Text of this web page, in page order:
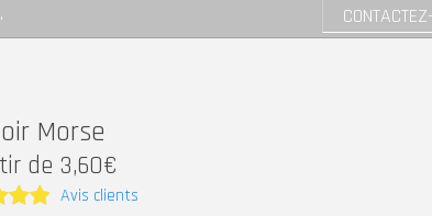
Morse
de 3,60€
Avis clients